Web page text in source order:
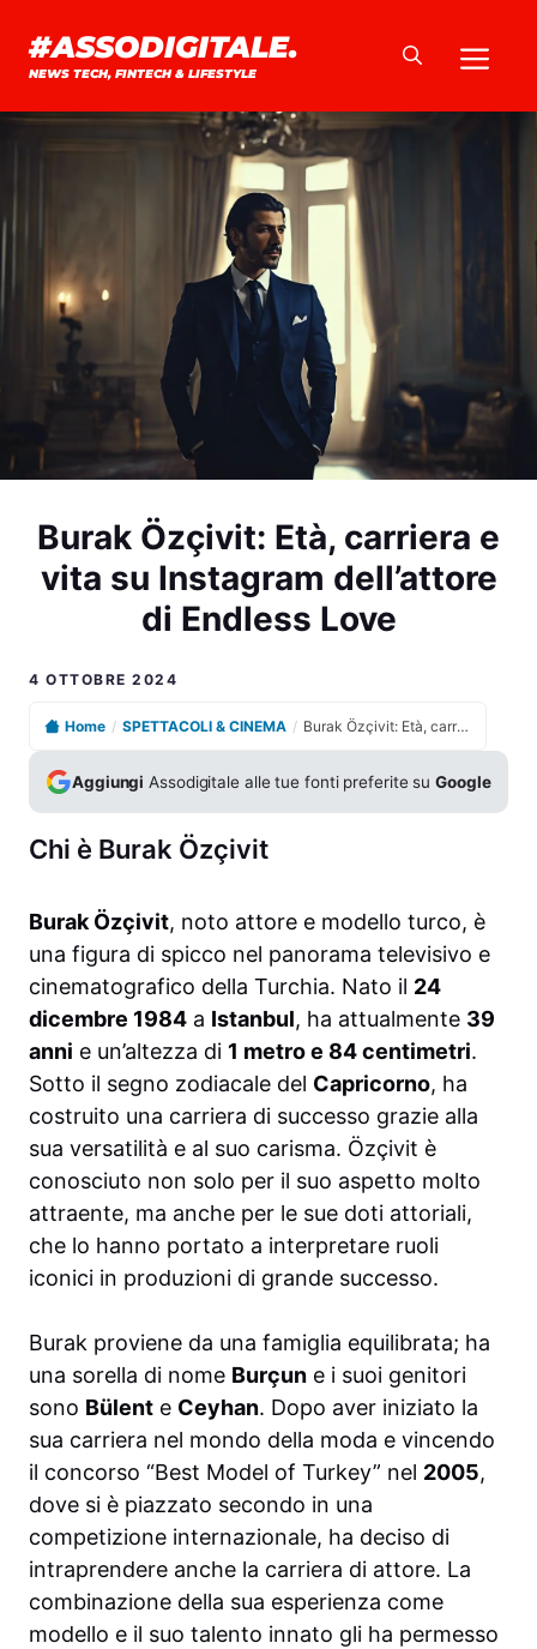
contenuto
#ASSODIGITALE.
NEWS TECH, FINTECH & LIFESTYLE
Burak Özçivit: Età, carriera e
vita su Instagram dell’attore
di Endless Love
4 OTTOBRE 2024
Home / SPETTACOLI & CINEMA / Burak Özçivit: Età, carriera e vita su Instagram dell’attore di Endless Love
Aggiungi Assodigitale alle tue fonti preferite suGoogle
Chi è Burak Özçivit
Burak Özçivit, noto attore e modello turco, è
una figura di spicco nel panorama televisivo e
cinematografico della Turchia. Nato il 24
dicembre 1984 a Istanbul, ha attualmente 39
anni e un’altezza di 1 metro e 84 centimetri.
Sotto il segno zodiacale del Capricorno, ha
costruito una carriera di successo grazie alla
sua versatilità e al suo carisma. Özçivit è
conosciuto non solo per il suo aspetto molto
attraente, ma anche per le sue doti attoriali,
che lo hanno portato a interpretare ruoli
iconici in produzioni di grande successo.
Burak proviene da una famiglia equilibrata; ha
una sorella di nome Burçun e i suoi genitori
sono Bülent e Ceyhan. Dopo aver iniziato la
sua carriera nel mondo della moda e vincendo
il concorso “Best Model of Turkey” nel 2005,
dove si è piazzato secondo in una
competizione internazionale, ha deciso di
intraprendere anche la carriera di attore. La
combinazione della sua esperienza come
modello e il suo talento innato gli ha permesso